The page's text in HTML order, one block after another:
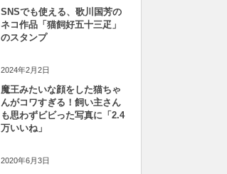
SNSでも使える、歌川国芳の
ネコ作品「猫飼好五十三疋」
のスタンプ
2024年2月2日
魔王みたいな顔をした猫ちゃ
んがコワすぎる！飼い主さん
も思わずビビった写真に「2.4
万いいね」
2020年6月3日